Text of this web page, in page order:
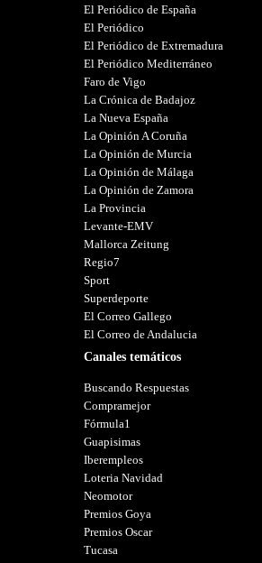
El Periódico de España
El Periódico
El Periódico de Extremadura
El Periódico Mediterráneo
Faro de Vigo
La Crónica de Badajoz
La Nueva España
La Opinión A Coruña
La Opinión de Murcia
La Opinión de Málaga
La Opinión de Zamora
La Provincia
Levante-EMV
Mallorca Zeitung
Regio7
Sport
Superdeporte
El Correo Gallego
El Correo de Andalucia
Canales temáticos
Buscando Respuestas
Compramejor
Fórmula1
Guapisimas
Iberempleos
Loteria Navidad
Neomotor
Premios Goya
Premios Oscar
Tucasa